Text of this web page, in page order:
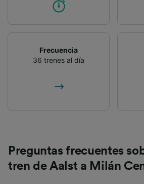
Frecuencia
36 trenes al día
Preguntas frecuentes
tren de Aalst a Milán